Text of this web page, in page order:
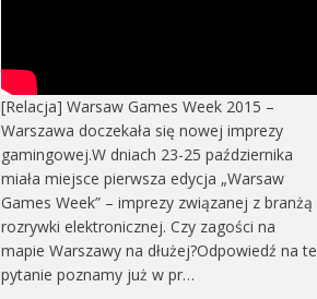
[Relacja] Warsaw Games Week 2015 –
Warszawa doczekała się nowej imprezy
gamingowej.W dniach 23-25 października
miała miejsce pierwsza edycja „Warsaw
Games Week” – imprezy związanej z branżą
rozrywki elektronicznej. Czy zagości na
mapie Warszawy na dłużej?Odpowiedź na te
pytanie poznamy już w pr…